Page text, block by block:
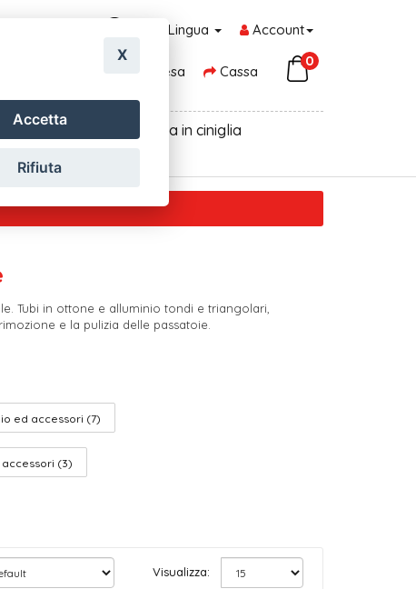
Lingua Account
Carrello della Spesa Cassa
0
centrini pvc
Tenda in ciniglia
Tubi in ottone e alluminio tondi e triangolari,
e la pulizia delle passatoie.
ed accessori (7)
accessori (3)
Visualizza:
X
Accetta
Rifiuta